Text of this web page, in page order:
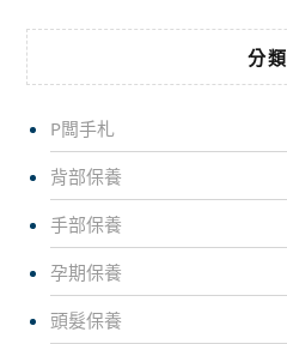
分類
P闆手札
背部保養
手部保養
孕期保養
頭髮保養